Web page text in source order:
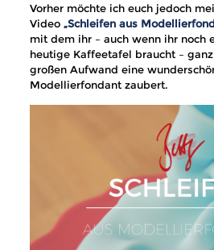
Vorher möchte ich euch jedoch
Video „Schleifen aus
mit dem ihr – auch wenn ihr noch
heutige Kaffeetafel braucht –
großen Aufwand eine
Modellierfondant zaubert.